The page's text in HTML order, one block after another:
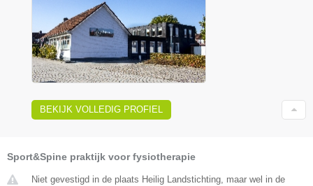
BEKIJK VOLLEDIG PROFIEL
Sport&Spine praktijk voor fysiotherapie
Niet gevestigd in de plaats Heilig Landstichting, maar wel in de